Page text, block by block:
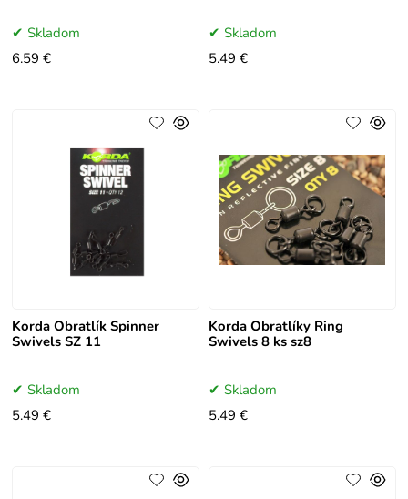
Skladom
6.59 €
Skladom
5.49 €
Korda Obratlík Spinner
Swivels SZ 11
Skladom
5.49 €
Korda Obratlíky Ring
Swivels 8 ks sz8
Skladom
5.49 €